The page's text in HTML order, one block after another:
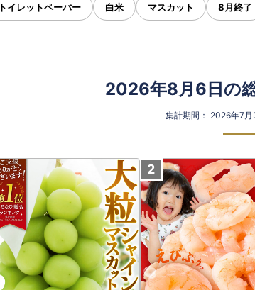
トイレットペーパー 白米 マスカット 8月終了
2026年8月6日の
集計期間： 2026年7